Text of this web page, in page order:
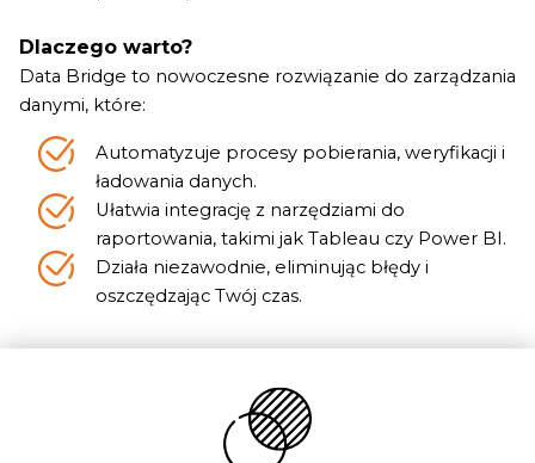
Dlaczego warto?
Data Bridge to nowoczesne rozwiązanie do zarządzania
danymi, które:
Automatyzuje procesy pobierania, weryfikacji i
ładowania danych.
Ułatwia integrację z narzędziami do
raportowania, takimi jak Tableau czy Power BI.
Działa niezawodnie, eliminując błędy i
oszczędzając Twój czas.